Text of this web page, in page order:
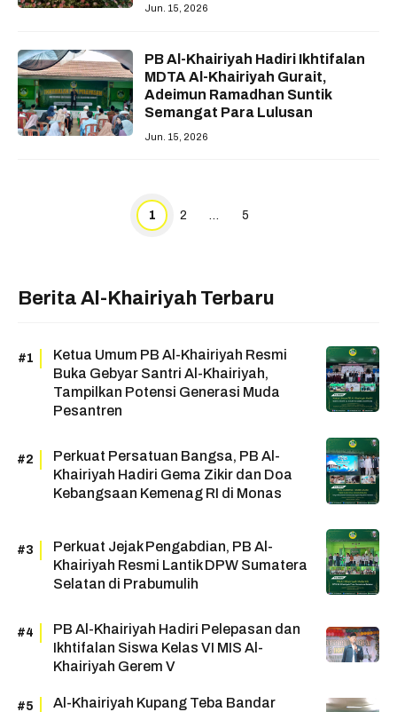
Jun. 15, 2026
PB Al-Khairiyah Hadiri Ikhtifalan
MDTA Al-Khairiyah Gurait,
Adeimun Ramadhan Suntik
Semangat Para Lulusan
Jun. 15, 2026
Page
1 Page
2 … Page
5
Berita Al-Khairiyah Terbaru
Ketua Umum PB Al-Khairiyah Resmi
Buka Gebyar Santri Al-Khairiyah,
Tampilkan Potensi Generasi Muda
Pesantren
Perkuat Persatuan Bangsa, PB Al-
Khairiyah Hadiri Gema Zikir dan Doa
Kebangsaan Kemenag RI di Monas
Perkuat Jejak Pengabdian, PB Al-
Khairiyah Resmi Lantik DPW Sumatera
Selatan di Prabumulih
PB Al-Khairiyah Hadiri Pelepasan dan
Ikhtifalan Siswa Kelas VI MIS Al-
Khairiyah Gerem V
Al-Khairiyah Kupang Teba Bandar